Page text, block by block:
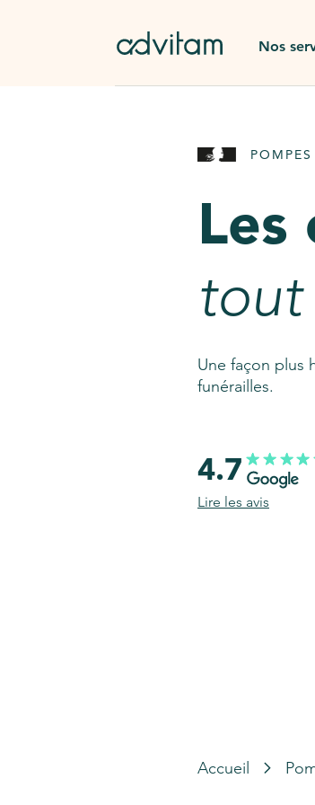
Nos
Rapatriement
Pierre
AssistGPT
Nos
Les
tout
Une façon plus
funérailles.
4.7
Lire les avis
Accueil